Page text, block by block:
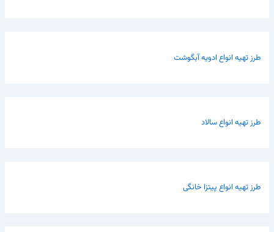
طرز تهیه انواع ادویه آبگوشت
طرز تهیه انواع سالاد
طرز تهیه انواع پیتزا خانگی